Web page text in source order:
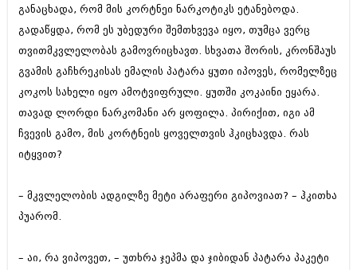
მაისი 2014 (313)
აპრილი 2014 (290)
მარტი 2014 (413)
იანვარი 2014 (297)
დეკემბერი 2013 (365)
ნოემბერი 2013 (279)
ოქტომბერი 2013 (256)
სექტემბერი 2013 (368)
ივნისი 2013 (212)
თებერვალი 2013 (204)
განაცხადა, რომ მის კორტნეი ნარკოტიკს ეტანებოდა.
გადაწყდა, რომ ეს უბედური შემთხვევა იყო, თუმცა ვერც
თვითმკვლელობას გამოვრიცხავთ. სხვათა შორის, კრონშაუს
გვამის გაჩხრეკისას ემალის პატარა ყუთი იპოვეს, რომელზეც
კოკოს სახელი იყო ამოტვიფრული. ყუთში კოკაინი ეყარა.
თავად ლორდი ნარკომანი არ ყოფილა. პირიქით, იგი ამ
ჩვევის გამო, მის კორტნეის ყოველთვის ჰკიცხავდა. რას
იტყვით?
– მკვლელობის ადგილზე მეტი არაფერი გიპოვიათ? – ჰკითხა
პუარომ.
– აი, რა ვიპოვეთ, – უთხრა ჯეპმა და ჯიბიდან პატარა პაკეტი